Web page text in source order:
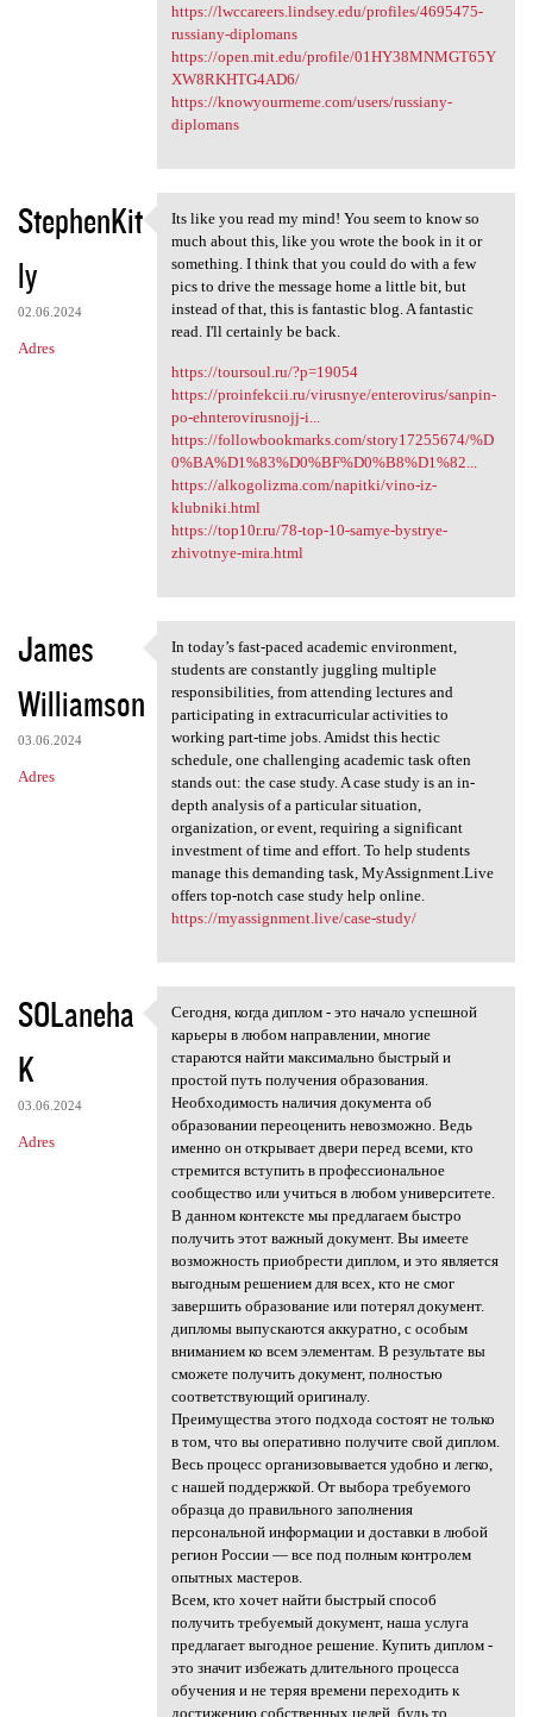
https://lwccareers.lindsey.edu/profiles/4695475-
russiany-diplomans
https://open.mit.edu/profile/01HY38MNMGT65Y
XW8RKHTG4AD6/
https://knowyourmeme.com/users/russiany-
diplomans
StephenKit
ly
02.06.2024
Adres
Its like you read my mind!
Its like you read my mind! You seem to know so
much about this, like you wrote the book in it or
something. I think that you could do with a few
pics to drive the message home a little bit, but
instead of that, this is fantastic blog. A fantastic
read. I'll certainly be back.
https://toursoul.ru/?p=19054
https://proinfekcii.ru/virusnye/enterovirus/sanpin-
po-ehnterovirusnojj-i...
https://followbookmarks.com/story17255674/%D
0%BA%D1%83%D0%BF%D0%B8%D1%82...
https://alkogolizma.com/napitki/vino-iz-
klubniki.html
https://top10r.ru/78-top-10-samye-bystrye-
zhivotnye-mira.html
James
Williamson
03.06.2024
Adres
In today’s fast-paced
In today’s fast-paced academic environment,
students are constantly juggling multiple
responsibilities, from attending lectures and
participating in extracurricular activities to
working part-time jobs. Amidst this hectic
schedule, one challenging academic task often
stands out: the case study. A case study is an in-
depth analysis of a particular situation,
organization, or event, requiring a significant
investment of time and effort. To help students
manage this demanding task, MyAssignment.Live
offers top-notch case study help online.
https://myassignment.live/case-study/
SOLaneha
K
03.06.2024
Adres
Сегодня, когда диплом - это
Сегодня, когда диплом - это начало успешной
карьеры в любом направлении, многие
стараются найти максимально быстрый и
простой путь получения образования.
Необходимость наличия документа об
образовании переоценить невозможно. Ведь
именно он открывает двери перед всеми, кто
стремится вступить в профессиональное
сообщество или учиться в любом университете.
В данном контексте мы предлагаем быстро
получить этот важный документ. Вы имеете
возможность приобрести диплом, и это является
выгодным решением для всех, кто не смог
завершить образование или потерял документ.
дипломы выпускаются аккуратно, с особым
вниманием ко всем элементам. В результате вы
сможете получить документ, полностью
соответствующий оригиналу.
Преимущества этого подхода состоят не только
в том, что вы оперативно получите свой диплом.
Весь процесс организовывается удобно и легко,
с нашей поддержкой. От выбора требуемого
образца до правильного заполнения
персональной информации и доставки в любой
регион России — все под полным контролем
опытных мастеров.
Всем, кто хочет найти быстрый способ
получить требуемый документ, наша услуга
предлагает выгодное решение. Купить диплом -
это значит избежать длительного процесса
обучения и не теряя времени переходить к
достижению собственных целей, будь то